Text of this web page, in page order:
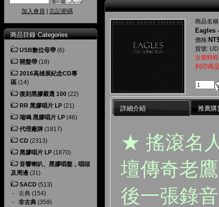
加入會員 忘記密碼
商品目錄 Categories
USB數位母帶 (6)
開盤帶 (18)
2016高雄展紀念CD專
區 (14)
復刻黑膠嚴選 100 (22)
RR 黑膠唱片 LP (21)
瑞鳴 黑膠唱片 LP (46)
代理廠牌 (1817)
CD (2313)
黑膠唱片 LP (1870)
音響喇叭、黑膠唱盤，唱頭
及周邊 (31)
SACD (513)
- 古典 (154)
- 非古典 (359)
商品名
Eagles
價格:
貨號:
出貨時
列印商
詳細介紹 推薦購
★ 搖滾名
壇傳奇老
後一張錄